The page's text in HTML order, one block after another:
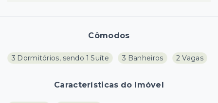
Cômodos
3 Dormitórios, sendo 1 Suíte 3 Banheiros 2 Vagas
Características do Imóvel